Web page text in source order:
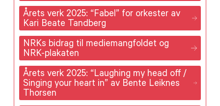
Årets verk 2025: “Fabel” for orkester av
Kari Beate Tandberg
NRKs bidrag til mediemangfoldet og
NRK-plakaten
Årets verk 2025: “Laughing my head off /
Singing your heart in” av Bente Leiknes
Thorsen